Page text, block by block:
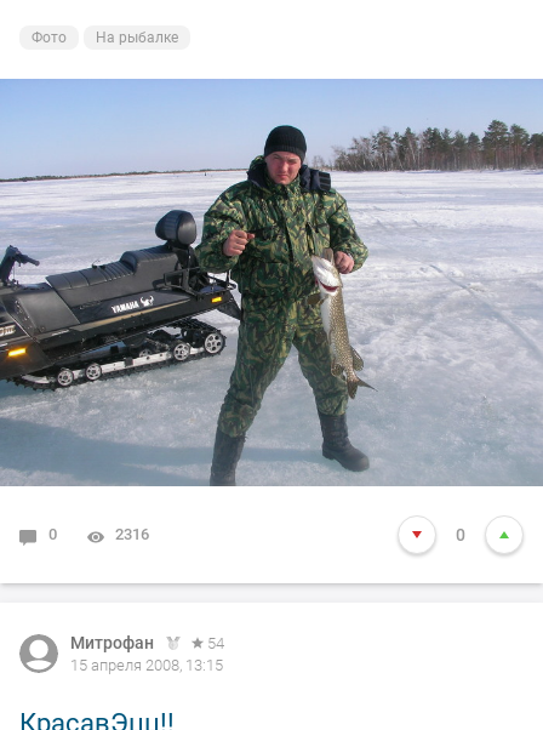
Фото На рыбалке
0 2316 0
Митрофан
54
15 апреля 2008, 13:15
КрасавЭцц!!